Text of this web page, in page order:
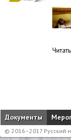
Документы
© 2016–2017 Русский